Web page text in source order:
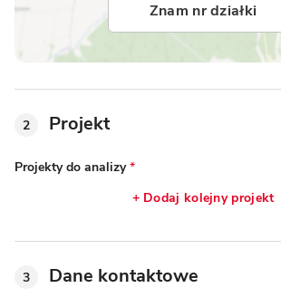
Znam nr działki
2 Projekt
Projekty do analizy *
+ Dodaj kolejny projekt
3 Dane kontaktowe